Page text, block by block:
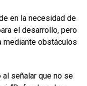
en la necesidad de
el desarrollo, pero
mediante obstáculos
señalar que no se